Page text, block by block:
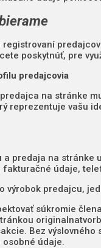
registrovaní
poskytnúť, pre
predajcovia
na stránke
reprezentuje vašu
predaja na stránke
údaje,
výrobok predajcu,
súkromie
Bez
údaje.